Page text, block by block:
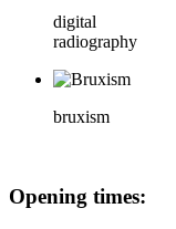
digital
radiography
bruxism
Opening times: